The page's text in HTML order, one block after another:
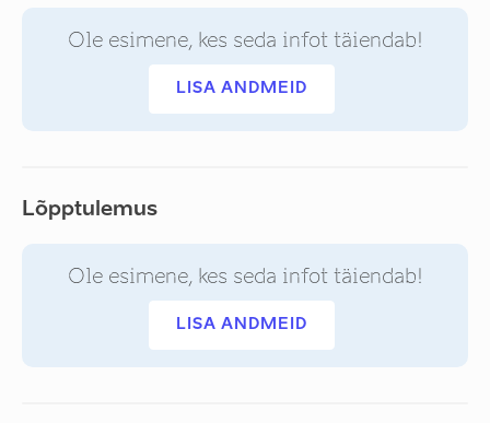
Ole esimene, kes seda infot täiendab!
LISA ANDMEID
Lõpptulemus
Ole esimene, kes seda infot täiendab!
LISA ANDMEID